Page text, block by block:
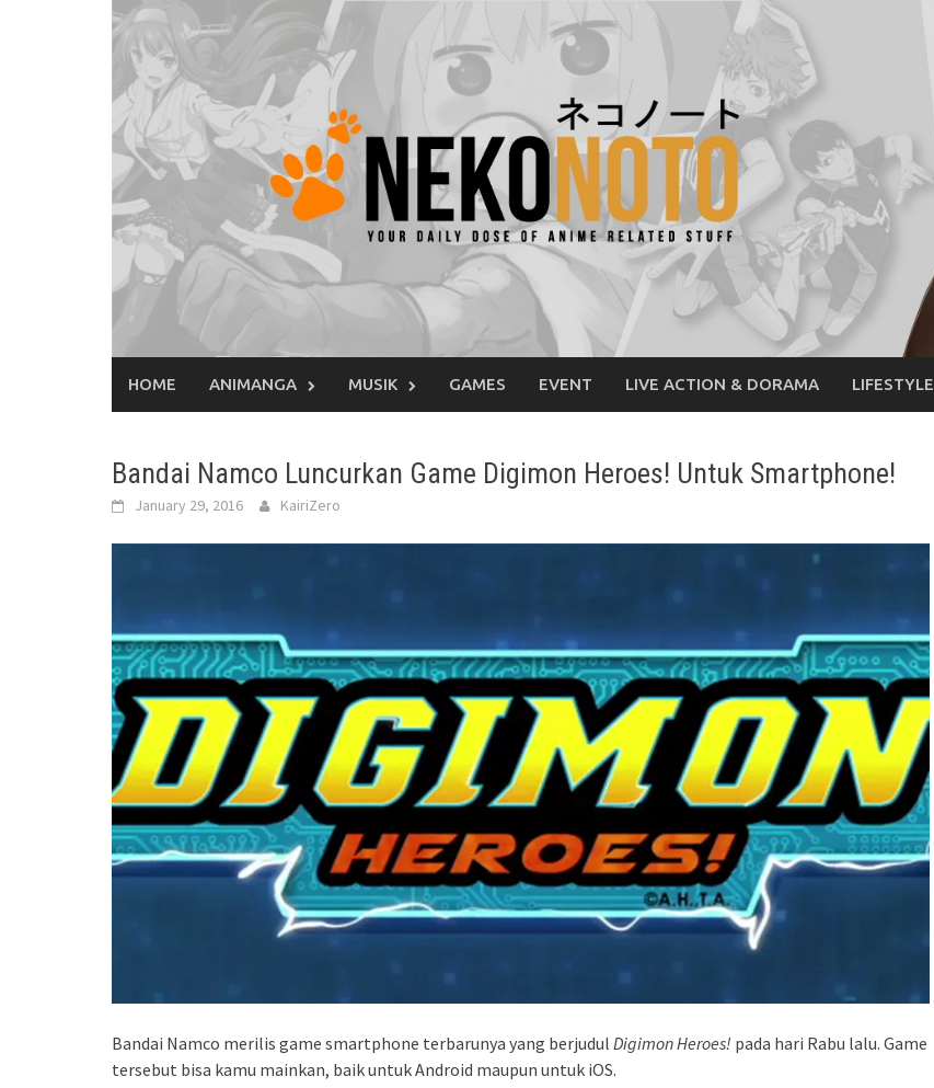
HOME ANIMANGA MUSIK GAMES EVENT LIVE ACTION & DORAMA LIFESTYLE
Bandai Namco Luncurkan Game Digimon Heroes! Untuk Smartphone!
January 29, 2016 KairiZero
Bandai Namco merilis game smartphone terbarunya yang berjudul Digimon Heroes! pada hari Rabu lalu. Game
tersebut bisa kamu mainkan, baik untuk Android maupun untuk iOS.